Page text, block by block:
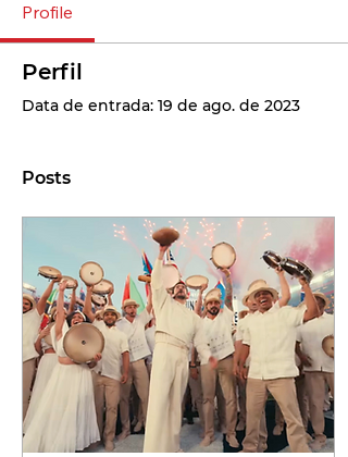
Profile
Perfil
Data de entrada: 19 de ago. de 2023
Posts